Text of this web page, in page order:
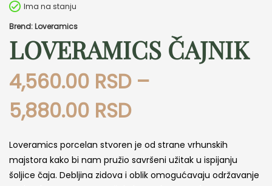
Ima na stanju
Brend: Loveramics
LOVERAMICS ČAJNIK
4,560.00 RSD –
5,880.00 RSDRaspon
cena:
od
Loveramics porcelan stvoren je od strane vrhunskih
majstora kako bi nam pružio savršeni užitak u ispijanju
šoljice čaja. Debljina zidova i oblik omogućavaju održavanje